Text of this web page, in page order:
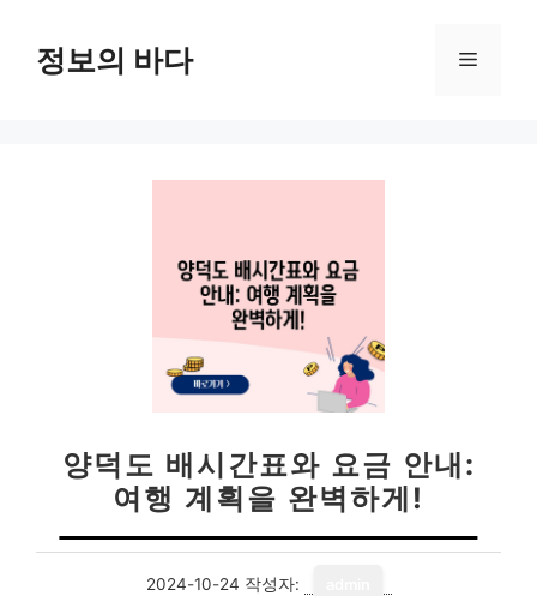
정보의 바다 메
양덕도 배시간표와 요금 안내:
여행 계획을 완벽하게!
2024-10-24 작성자: